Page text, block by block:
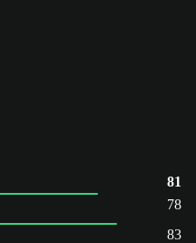
81
78
83